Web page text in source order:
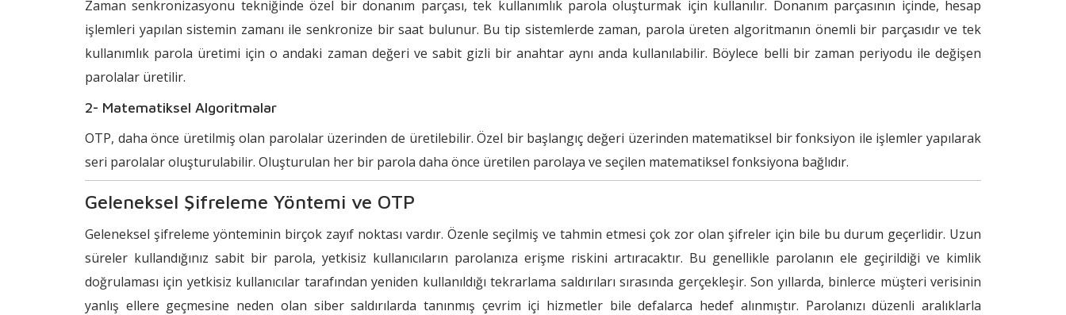
Zaman senkronizasyonu tekniğinde özel bir donanım parçası, tek kullanımlık parola oluşturmak için kullanılır. Donanım parçasının içinde, hesap
işlemleri yapılan sistemin zamanı ile senkronize bir saat bulunur. Bu tip sistemlerde zaman, parola üreten algoritmanın önemli bir parçasıdır ve tek
kullanımlık parola üretimi için o andaki zaman değeri ve sabit gizli bir anahtar aynı anda kullanılabilir. Böylece belli bir zaman periyodu ile değişen
parolalar üretilir.
2- Matematiksel Algoritmalar
OTP, daha önce üretilmiş olan parolalar üzerinden de üretilebilir. Özel bir başlangıç değeri üzerinden matematiksel bir fonksiyon ile işlemler yapılarak
seri parolalar oluşturulabilir. Oluşturulan her bir parola daha önce üretilen parolaya ve seçilen matematiksel fonksiyona bağlıdır.
Geleneksel Şifreleme Yöntemi ve OTP
Geleneksel şifreleme yönteminin birçok zayıf noktası vardır. Özenle seçilmiş ve tahmin etmesi çok zor olan şifreler için bile bu durum geçerlidir. Uzun
süreler kullandığınız sabit bir parola, yetkisiz kullanıcıların parolanıza erişme riskini artıracaktır. Bu genellikle parolanın ele geçirildiği ve kimlik
doğrulaması için yetkisiz kullanıcılar tarafından yeniden kullanıldığı tekrarlama saldırıları sırasında gerçekleşir. Son yıllarda, binlerce müşteri verisinin
yanlış ellere geçmesine neden olan siber saldırılarda tanınmış çevrim içi hizmetler bile defalarca hedef alınmıştır. Parolanızı düzenli aralıklarla